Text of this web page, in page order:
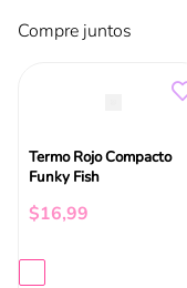
Compre juntos
Termo Rojo Compacto
Funky Fish
$16,99